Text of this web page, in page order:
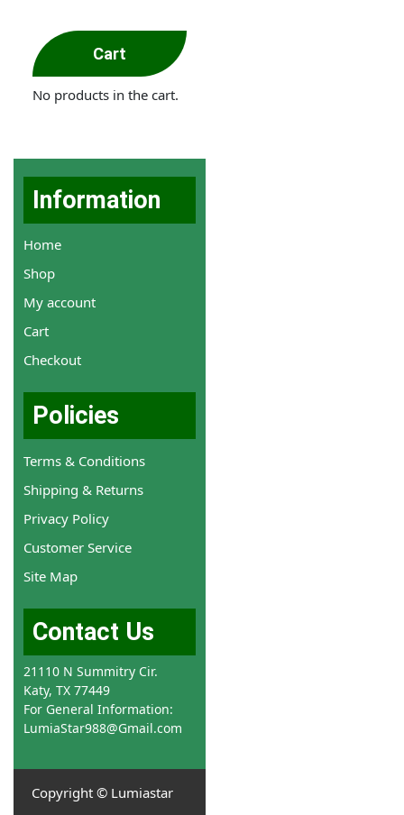
Cart
No products in the cart.
Information
Home
Shop
My account
Cart
Checkout
Policies
Terms & Conditions
Shipping & Returns
Privacy Policy
Customer Service
Site Map
Contact Us
21110 N Summitry Cir.
Katy, TX 77449
For General Information:
LumiaStar988@Gmail.com